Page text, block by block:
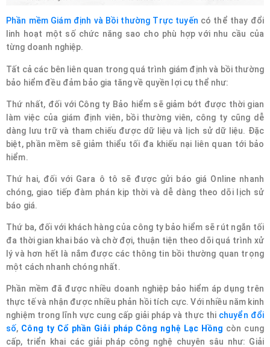
Phần mềm Giám định và Bồi thường Trực tuyến có thể thay đổi
linh hoạt một số chức năng sao cho phù hợp với nhu cầu của
từng doanh nghiệp.
Tất cả các bên liên quan trong quá trình giám định và bồi thường
bảo hiểm đều đảm bảo gia tăng về quyền lợi cụ thể như:
Thứ nhất, đối với Công ty Bảo hiểm sẽ giảm bớt được thời gian
làm việc của giám định viên, bồi thường viên, công ty cũng dễ
dàng lưu trữ và tham chiếu được dữ liệu và lịch sử dữ liệu. Đặc
biệt, phần mềm sẽ giảm thiểu tối đa khiếu nại liên quan tới bảo
hiểm.
Thứ hai, đối với Gara ô tô sẽ được gửi báo giá Online nhanh
chóng, giao tiếp đàm phán kịp thời và dễ dàng theo dõi lịch sử
báo giá.
Thứ ba, đối với khách hàng của công ty bảo hiểm sẽ rút ngắn tối
đa thời gian khai báo và chờ đợi, thuận tiện theo dõi quá trình xử
lý và hơn hết là nắm được các thông tin bồi thường quan trọng
một cách nhanh chóng nhất.
Phần mềm đã được nhiều doanh nghiệp bảo hiểm áp dụng trên
thực tế và nhận được nhiều phản hồi tích cực. Với nhiều năm kinh
nghiệm trong lĩnh vực cung cấp giải pháp và thực thi chuyển đổi
số, Công ty Cổ phần Giải pháp Công nghệ Lạc Hồng còn cung
cấp, triển khai các giải pháp công nghệ chuyên sâu như: Giải